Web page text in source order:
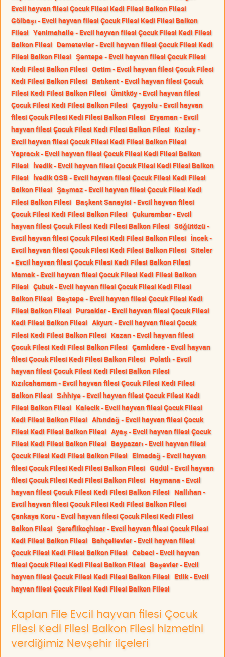
Evcil hayvan filesi Çocuk Filesi Kedi Filesi Balkon Filesi
Gölbaşı - Evcil hayvan filesi Çocuk Filesi Kedi Filesi Balkon
Filesi Yenimahalle - Evcil hayvan filesi Çocuk Filesi Kedi Filesi
Balkon Filesi Demetevler - Evcil hayvan filesi Çocuk Filesi Kedi
Filesi Balkon Filesi Şentepe - Evcil hayvan filesi Çocuk Filesi
Kedi Filesi Balkon Filesi Ostim - Evcil hayvan filesi Çocuk Filesi
Kedi Filesi Balkon Filesi Batıkent - Evcil hayvan filesi Çocuk
Filesi Kedi Filesi Balkon Filesi Ümitköy - Evcil hayvan filesi
Çocuk Filesi Kedi Filesi Balkon Filesi Çayyolu - Evcil hayvan
filesi Çocuk Filesi Kedi Filesi Balkon Filesi Eryaman - Evcil
hayvan filesi Çocuk Filesi Kedi Filesi Balkon Filesi Kızılay -
Evcil hayvan filesi Çocuk Filesi Kedi Filesi Balkon Filesi
Yapracık - Evcil hayvan filesi Çocuk Filesi Kedi Filesi Balkon
Filesi İvedik - Evcil hayvan filesi Çocuk Filesi Kedi Filesi Balkon
Filesi İvedik OSB - Evcil hayvan filesi Çocuk Filesi Kedi Filesi
Balkon Filesi Şaşmaz - Evcil hayvan filesi Çocuk Filesi Kedi
Filesi Balkon Filesi Başkent Sanayisi - Evcil hayvan filesi
Çocuk Filesi Kedi Filesi Balkon Filesi Çukurambar - Evcil
hayvan filesi Çocuk Filesi Kedi Filesi Balkon Filesi Söğütözü -
Evcil hayvan filesi Çocuk Filesi Kedi Filesi Balkon Filesi İncek -
Evcil hayvan filesi Çocuk Filesi Kedi Filesi Balkon Filesi Siteler
- Evcil hayvan filesi Çocuk Filesi Kedi Filesi Balkon Filesi
Mamak - Evcil hayvan filesi Çocuk Filesi Kedi Filesi Balkon
Filesi Çubuk - Evcil hayvan filesi Çocuk Filesi Kedi Filesi
Balkon Filesi Beştepe - Evcil hayvan filesi Çocuk Filesi Kedi
Filesi Balkon Filesi Pursaklar - Evcil hayvan filesi Çocuk Filesi
Kedi Filesi Balkon Filesi Akyurt - Evcil hayvan filesi Çocuk
Filesi Kedi Filesi Balkon Filesi Kazan - Evcil hayvan filesi
Çocuk Filesi Kedi Filesi Balkon Filesi Çamlıdere - Evcil hayvan
filesi Çocuk Filesi Kedi Filesi Balkon Filesi Polatlı - Evcil
hayvan filesi Çocuk Filesi Kedi Filesi Balkon Filesi
Kızılcahamam - Evcil hayvan filesi Çocuk Filesi Kedi Filesi
Balkon Filesi Sıhhiye - Evcil hayvan filesi Çocuk Filesi Kedi
Filesi Balkon Filesi Kalecik - Evcil hayvan filesi Çocuk Filesi
Kedi Filesi Balkon Filesi Altındağ - Evcil hayvan filesi Çocuk
Filesi Kedi Filesi Balkon Filesi Ayaş - Evcil hayvan filesi Çocuk
Filesi Kedi Filesi Balkon Filesi Baypazarı - Evcil hayvan filesi
Çocuk Filesi Kedi Filesi Balkon Filesi Elmadağ - Evcil hayvan
filesi Çocuk Filesi Kedi Filesi Balkon Filesi Güdül - Evcil hayvan
filesi Çocuk Filesi Kedi Filesi Balkon Filesi Haymana - Evcil
hayvan filesi Çocuk Filesi Kedi Filesi Balkon Filesi Nallıhan -
Evcil hayvan filesi Çocuk Filesi Kedi Filesi Balkon Filesi
Çankaya Koru - Evcil hayvan filesi Çocuk Filesi Kedi Filesi
Balkon Filesi Şereflikoçhisar - Evcil hayvan filesi Çocuk Filesi
Kedi Filesi Balkon Filesi Bahçelievler - Evcil hayvan filesi
Çocuk Filesi Kedi Filesi Balkon Filesi Cebeci - Evcil hayvan
filesi Çocuk Filesi Kedi Filesi Balkon Filesi Beşevler - Evcil
hayvan filesi Çocuk Filesi Kedi Filesi Balkon Filesi Etlik - Evcil
hayvan filesi Çocuk Filesi Kedi Filesi Balkon Filesi
Kaplan File Evcil hayvan filesi Çocuk
Filesi Kedi Filesi Balkon Filesi hizmetini
verdiğimiz Nevşehir ilçeleri